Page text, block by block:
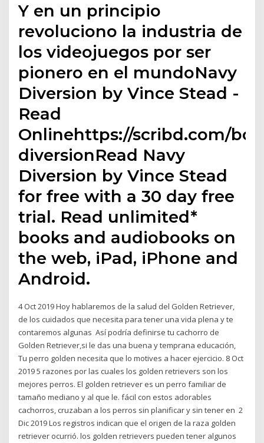
Y en un principio
revoluciono la industria de
los videojuegos por ser
pionero en el mundoNavy
Diversion by Vince Stead -
Read
Onlinehttps://scribd.com/
diversionRead Navy
Diversion by Vince Stead
for free with a 30 day free
trial. Read unlimited*
books and audiobooks on
the web, iPad, iPhone and
Android.
4 Oct 2019 Hoy hablaremos de la salud del Golden Retriever,
de los cuidados que necesita para tener una vida plena y te
contaremos algunas Así podría definirse tu cachorro de
Golden Retriever,si le das una buena y temprana educación,
Tu perro golden necesita que lo motives a hacer ejercicio. 8 Oct
2019 5 razones por las cuales los golden retrievers son los
mejores perros. El golden retriever es un perro familiar de
tamaño mediano y al que le. fácil con estos adorables
cachorros, cruzaban a los perros sin planificar y sin tener en 2
Dic 2019 Los registros indican que el origen de la raza golden
retriever ocurrió. los golden retrievers pueden tener algunos